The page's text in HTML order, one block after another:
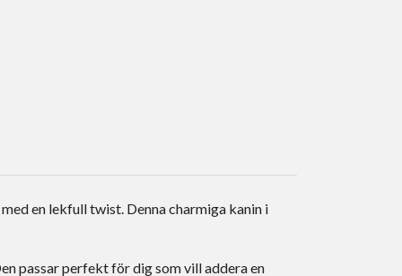
en lekfull twist. Denna charmiga kanin i
passar perfekt för dig som vill addera en